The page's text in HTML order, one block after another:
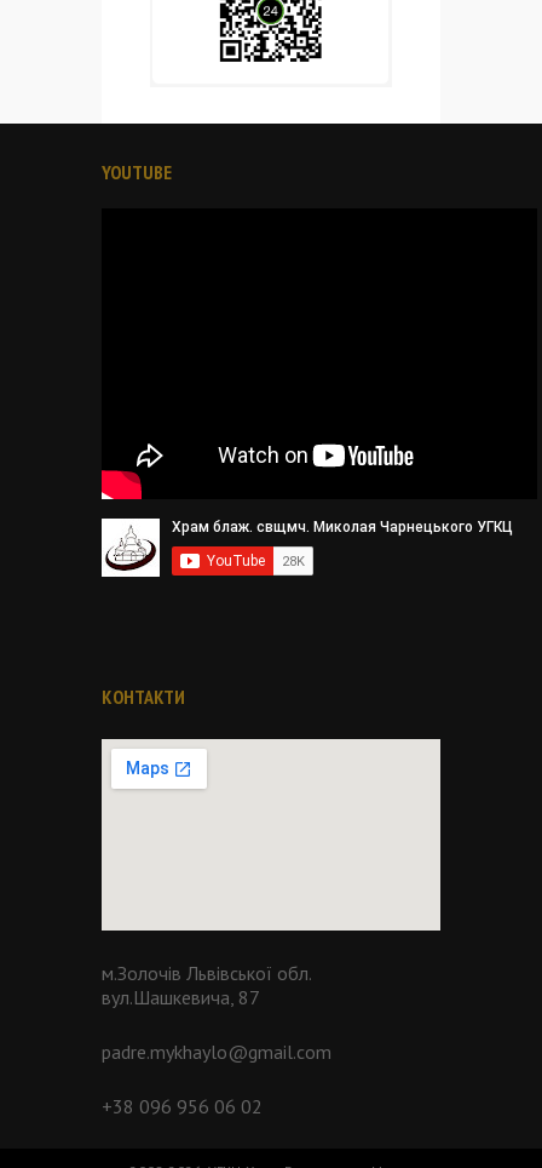
YOUTUBE
КОНТАКТИ
м.Золочів Львівської обл.
вул.Шашкевича, 87
padre.mykhaylo@gmail.com
+38 096 956 06 02